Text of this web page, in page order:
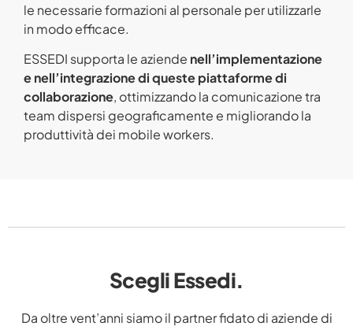
le necessarie formazioni al personale per utilizzarle
in modo efficace.
ESSEDI supporta le aziende nell’implementazione
enell’integrazione di queste piattaforme di
collaborazione, ottimizzando la comunicazione tra
team dispersi geograficamente e migliorando la
produttività dei mobile workers.
Scegli Essedi.
Da oltre vent’anni siamo il partner fidato di aziende di